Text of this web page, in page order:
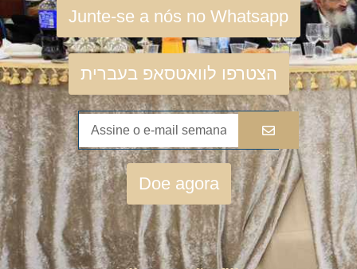
Junte-se a nós no Whatsapp
הצטרפו לוואטסאפ בעברית
Doe agora